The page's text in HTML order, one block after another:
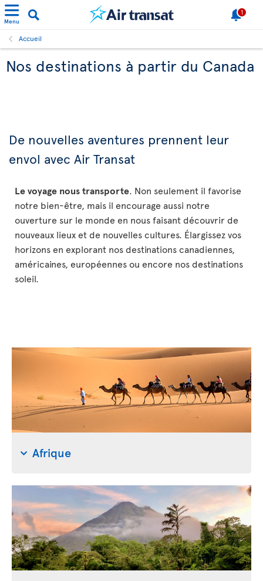
Menu
1
Accueil
Nos destinations à partir du Canada
De nouvelles aventures prennent leur
envol avec Air Transat
Le voyage nous transporte. Non seulement il favorise
notre bien-être, mais il encourage aussi notre
ouverture sur le monde en nous faisant découvrir de
nouveaux lieux et de nouvelles cultures. Élargissez vos
horizons en explorant nos destinations canadiennes,
américaines, européennes ou encore nos destinations
soleil.
Afrique